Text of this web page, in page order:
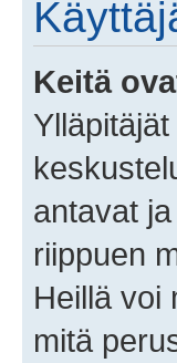
Keitä
antavat
riippuen
Heillä voi
mitä